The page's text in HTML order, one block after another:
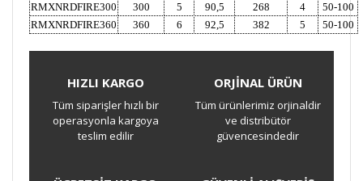
RMXNRDFIRE300
300 5 90,5 268 4
50-100
RMXNRDFIRE360
360 6 92,5 382 5 50-100
Bu ürüne ilk yorumu siz yapın!
HIZLI KARGO
Tüm siparişler hızlı bir
operasyonla kargoya
teslim edilir
ORJİNAL ÜRÜN
Tüm ürünlerimiz orjinaldir
ve distribütör
güvencesindedir